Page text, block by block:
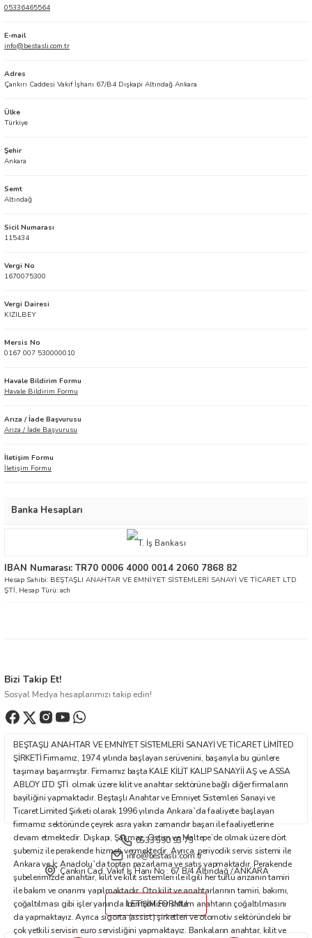
05336465564
E-mail
info@bestasli.com.tr
Adres
Çankırı Caddesi Vakıf İşhanı 67/B4 Dışkapı Altındağ Ankara
Ülke
Türkiye
Şehir
Ankara
Semt
Altındağ
Sicil Numarası
115434
Vergi No
1670075300
Vergi Dairesi
KIZILBEY
Mersis No
0167 007 530000010
Havale Bildirim Formu
Havale Bildirim Formu
Arıza / İade Başvurusu
Arıza / İade Başvurusu
İletişim Formu
İletişim Formu
Banka Hesapları
IBAN Numarası: TR70 0006 4000 0014 2060 7868 82
Hesap Sahibi: BEŞTAŞLI ANAHTAR VE EMNİYET SİSTEMLERİ SANAYİ VE TİCARET LTD
ŞTİ, Hesap Türü: ach
Bizi Takip Et!
Sosyal Medya hesaplarımızı takip edin!
BEŞTAŞLI ANAHTAR VE EMNİYET SİSTEMLERİ SANAYİ VE TİCARET LİMİTED
ŞİRKETİ Firmamız, 1974 yılında başlayan serüvenini, başarıyla bu günlere
taşımayı başarmıştır. Firmamız başta KALE KİLİT KALIP SANAYİİ AŞ ve ASSA
ABLOY LTD ŞTİ. olmak üzere kilit ve anahtar sektörüne bağlı diğer firmaların
bayiliğini yapmaktadır. Beştaşlı Anahtar ve Emniyet Sistemleri Sanayi ve
Ticaret Limited Şirketi olarak 1996 yılında Ankara`da faaliyete başlayan
firmamız sektöründe çeyrek asra yakın zamandır başarı ile faaliyetlerine
devam etmektedir. Dışkapı, Şaşmaz, Ostim ve Maltepe’de olmak üzere dört
şubemiz ile perakende hizmeti vermektedir. Ayrıca, periyodik servis sistemi ile
Ankara ve İç Anadolu`da toptan pazarlama ve satış yapmaktadır. Perakende
şubelerimizde anahtar, kilit ve kilit sistemleri ile ilgili her türlü arızanın tamiri
ile bakım ve onarımı yapılmaktadır. Oto kilit ve anahtarlarının tamiri, bakımı,
çoğaltılması gibi işler yanında immobilizer sistem anahtarın çoğaltılmasını
da yapmaktayız. Ayrıca sigorta (assist) şirketleri ve otomotiv sektöründeki bir
çok yetkili servisin euro servisliğini yapmaktayız. Bankaların anahtar, kilit ve
0533 590 93 75
info@bestasli.com.tr
Çankırı Cad. Vakıf İş Hanı No : 67 B/4 Altındağ / ANKARA
İLETİŞİM FORMU